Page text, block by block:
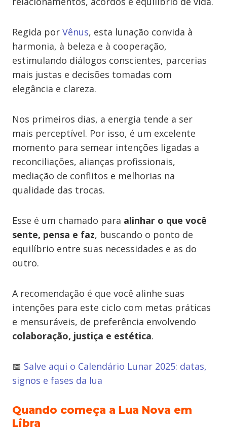
Regida por Vênus, esta lunação convida à
harmonia, à beleza e à cooperação,
estimulando diálogos conscientes, parcerias
mais justas e decisões tomadas com
elegância e clareza.
Nos primeiros dias, a energia tende a ser
mais perceptível. Por isso, é um excelente
momento para semear intenções ligadas a
reconciliações, alianças profissionais,
mediação de conflitos e melhorias na
qualidade das trocas.
Esse é um chamado para alinhar o que você
sente, pensa e faz, buscando o ponto de
equilíbrio entre suas necessidades e as do
outro.
A recomendação é que você alinhe suas
intenções para este ciclo com metas práticas
e mensuráveis, de preferência envolvendo
colaboração, justiça e estética.
📅 Salve aqui o Calendário Lunar 2025: datas,
signos e fases da lua
Quando começa a Lua Nova em
Libra